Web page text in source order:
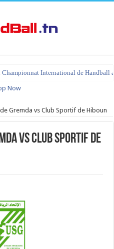
Championnat International de Handball
Gremda vs Club Sportif de Hiboun
vs Club Sportif de